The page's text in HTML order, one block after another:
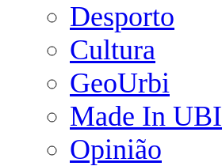
Desporto
Cultura
GeoUrbi
Made In UBI
Opinião